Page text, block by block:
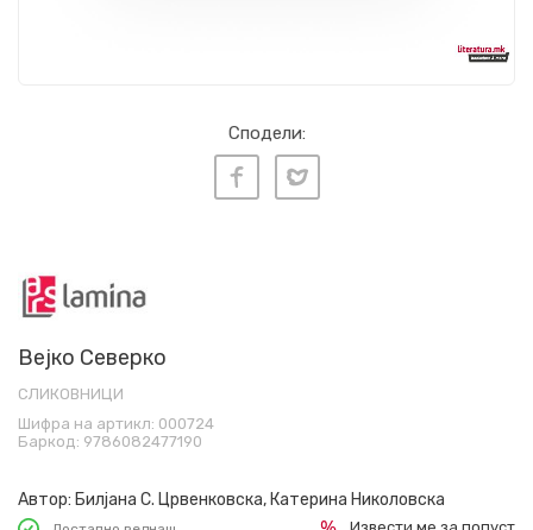
Сподели:
Вејко Северко
СЛИКОВНИЦИ
Шифра на артикл: 000724
Баркод: 9786082477190
Автор: Билјана С. Црвенковска, Катерина Николовска